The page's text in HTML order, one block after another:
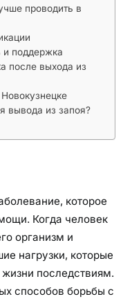
проводить в
и поддержка
после выхода из
вывода из запоя?
которое
Когда человек
организм и
нагрузки, которые
последствиям.
способов борьбы с